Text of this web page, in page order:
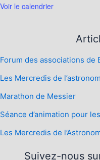
Voir le calendrier
Forum des associations de
Les Mercredis de
Marathon de Messier
Séance d’animation pour
Les Mercredis de
Suivez-nous